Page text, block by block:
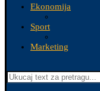
Ekonomija
Sport
Marketing